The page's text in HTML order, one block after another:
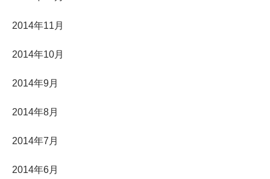
2014年11月
2014年10月
2014年9月
2014年8月
2014年7月
2014年6月